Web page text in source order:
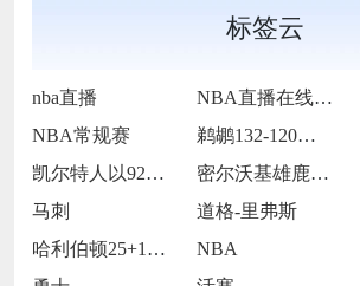
标签云
nba直播 NBA直播在线观看
NBA常规赛
鹈鹕132-120力克奇才
凯尔特人以92-105不敌雷霆
密尔沃基雄鹿以128-104大胜多伦多猛
马刺
道格-里弗斯
哈利伯顿25+10西亚卡姆25+11 步
NBA